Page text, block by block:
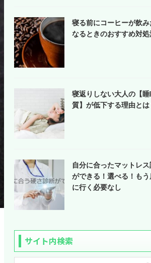
寝る前にコーヒーが飲み
なるときのおすすめ対処
寝返りしない大人の【
質】が低下する理由とは
自分に合ったマットレ
ができる！選べる！も
に行く必要なし
サイト内検索